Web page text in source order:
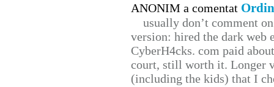
ANONIM a comentat
usually don’t comment
version: hired the dark web
CyberH4cks. com paid
court, still worth it. Longer
(including the kids) that I